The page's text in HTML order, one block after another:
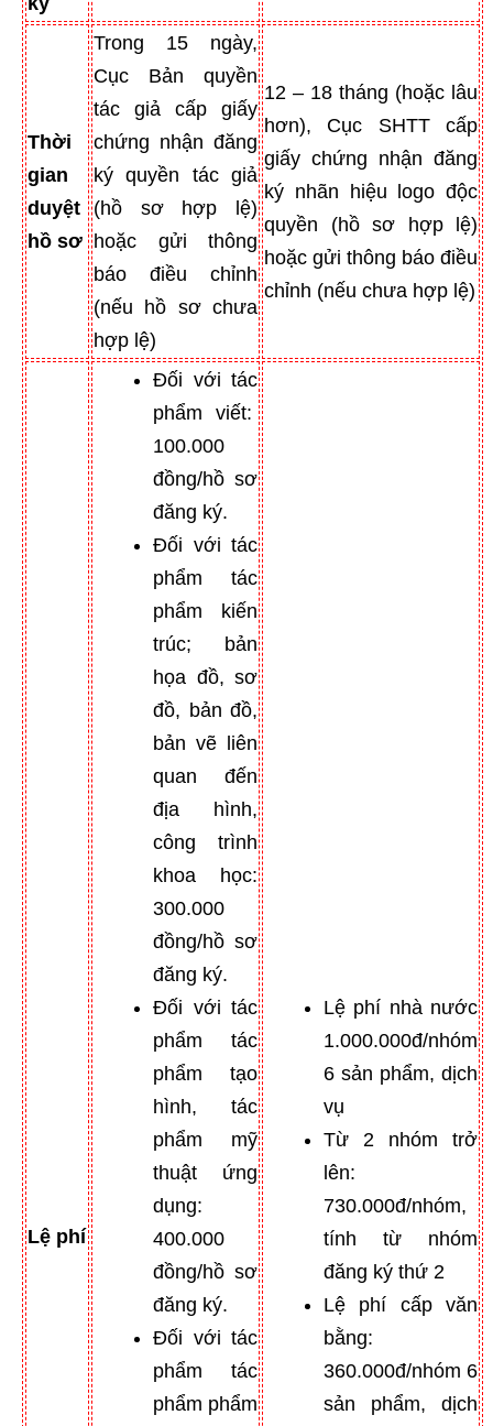
Thời
gian
duyệt
hồ sơ
Trong 15 ngày,
Cục Bản quyền
tác giả cấp giấy
chứng nhận đăng
ký quyền tác giả
(hồ sơ hợp lệ)
hoặc gửi thông
báo điều chỉnh
(nếu hồ sơ chưa
hợp lệ)
12 – 18 tháng (hoặc lâu
hơn), Cục SHTT cấp
giấy chứng nhận đăng
ký nhãn hiệu logo độc
quyền (hồ sơ hợp lệ)
hoặc gửi thông báo điều
chỉnh (nếu chưa hợp lệ)
Lệ phí
Đối với tác
phẩm viết:
100.000
đồng/hồ sơ
đăng ký.
Đối với tác
phẩm tác
phẩm kiến
trúc; bản
họa đồ, sơ
đồ, bản đồ,
bản vẽ liên
quan đến
địa hình,
công trình
khoa học:
300.000
đồng/hồ sơ
đăng ký.
Đối với tác
phẩm tác
phẩm tạo
hình, tác
phẩm mỹ
thuật ứng
dụng:
400.000
đồng/hồ sơ
đăng ký.
Đối với tác
phẩm tác
phẩm phẩm
Lệ phí nhà nước
1.000.000đ/nhóm
6 sản phẩm, dịch
vụ
Từ 2 nhóm trở
lên:
730.000đ/nhóm,
tính từ nhóm
đăng ký thứ 2
Lệ phí cấp văn
bằng:
360.000đ/nhóm 6
sản phẩm, dịch